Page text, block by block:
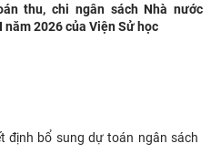
thu, chi ngân sách Nhà nước
năm 2026 của Viện Sử học
định bổ sung dự toán ngân sách